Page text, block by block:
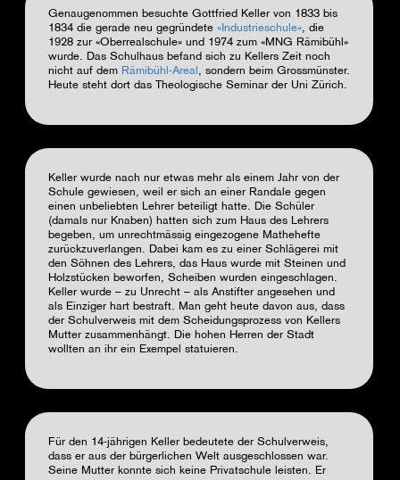
Genaugenommen besuchte Gottfried Keller von 1833 bis
1834 die gerade neu gegründete «Industrieschule», die
1928 zur «Oberrealschule» und 1974 zum «MNG Rämibühl»
wurde. Das Schulhaus befand sich zu Kellers Zeit noch
nicht auf dem Rämibühl-Areal , sondern beim Grossmünster.
Heute steht dort das Theologische Seminar der Uni Zürich.
Keller wurde nach nur etwas mehr als einem Jahr von der
Schule gewiesen, weil er sich an einer Randale gegen
einen unbeliebten Lehrer beteiligt hatte. Die Schüler
(damals nur Knaben) hatten sich zum Haus des Lehrers
begeben, um unrechtmässig eingezogene Mathehefte
zurückzuverlangen. Dabei kam es zu einer Schlägerei mit
den Söhnen des Lehrers, das Haus wurde mit Steinen und
Holzstücken beworfen, Scheiben wurden eingeschlagen.
Keller wurde – zu Unrecht – als Anstifter angesehen und
als Einziger hart bestraft. Man geht heute davon aus, dass
der Schulverweis mit dem Scheidungsprozess von Kellers
Mutter zusammenhängt. Die hohen Herren der Stadt
wollten an ihr ein Exempel statuieren.
Für den 14-jährigen Keller bedeutete der Schulverweis,
dass er aus der bürgerlichen Welt ausgeschlossen war.
Seine Mutter konnte sich keine Privatschule leisten. Er